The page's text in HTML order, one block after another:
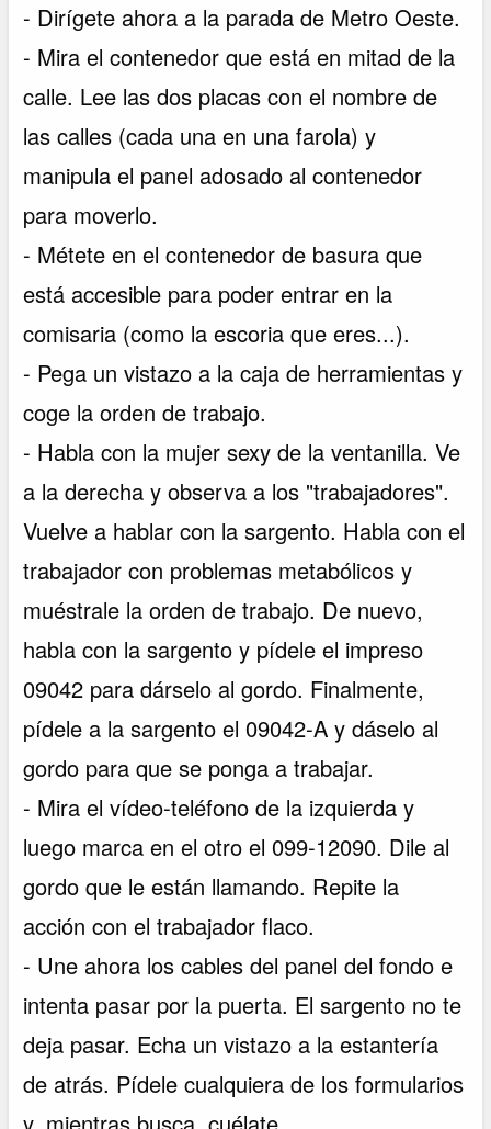
- Dirígete ahora a la parada de Metro Oeste.
- Mira el contenedor que está en mitad de la
calle. Lee las dos placas con el nombre de
las calles (cada una en una farola) y
manipula el panel adosado al contenedor
para moverlo.
- Métete en el contenedor de basura que
está accesible para poder entrar en la
comisaria (como la escoria que eres...).
- Pega un vistazo a la caja de herramientas y
coge la orden de trabajo.
- Habla con la mujer sexy de la ventanilla. Ve
a la derecha y observa a los "trabajadores".
Vuelve a hablar con la sargento. Habla con el
trabajador con problemas metabólicos y
muéstrale la orden de trabajo. De nuevo,
habla con la sargento y pídele el impreso
09042 para dárselo al gordo. Finalmente,
pídele a la sargento el 09042-A y dáselo al
gordo para que se ponga a trabajar.
- Mira el vídeo-teléfono de la izquierda y
luego marca en el otro el 099-12090. Dile al
gordo que le están llamando. Repite la
acción con el trabajador flaco.
- Une ahora los cables del panel del fondo e
intenta pasar por la puerta. El sargento no te
deja pasar. Echa un vistazo a la estantería
de atrás. Pídele cualquiera de los formularios